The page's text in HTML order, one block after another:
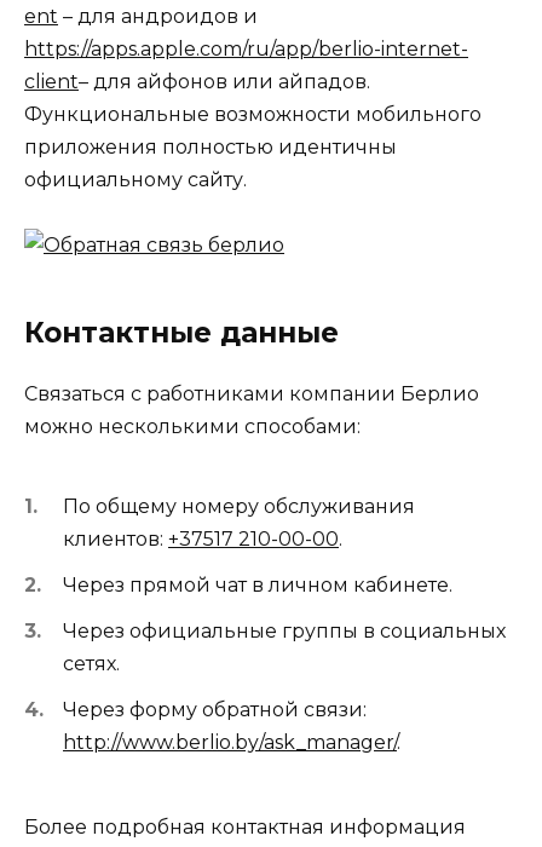
ent – для андроидов и
https://apps.apple.com/ru/app/berlio-internet-
client– для айфонов или айпадов.
Функциональные возможности мобильного
приложения полностью идентичны
официальному сайту.
Контактные данные
Связаться с работниками компании Берлио
можно несколькими способами:
По общему номеру обслуживания
клиентов: +37517 210-00-00.
Через прямой чат в личном кабинете.
Через официальные группы в социальных
сетях.
Через форму обратной связи:
http://www.berlio.by/ask_manager/.
Более подробная контактная информация